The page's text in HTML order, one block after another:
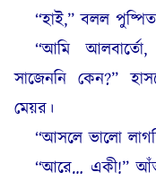
“হাই,” বলল
“আমি
সাজেননি কেন?”
মেয়র।
“আসলে ভালো
“আরে… একী!”